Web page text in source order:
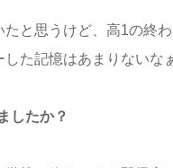
と思うけど、高1の終
た記憶はあまりないな
したか？